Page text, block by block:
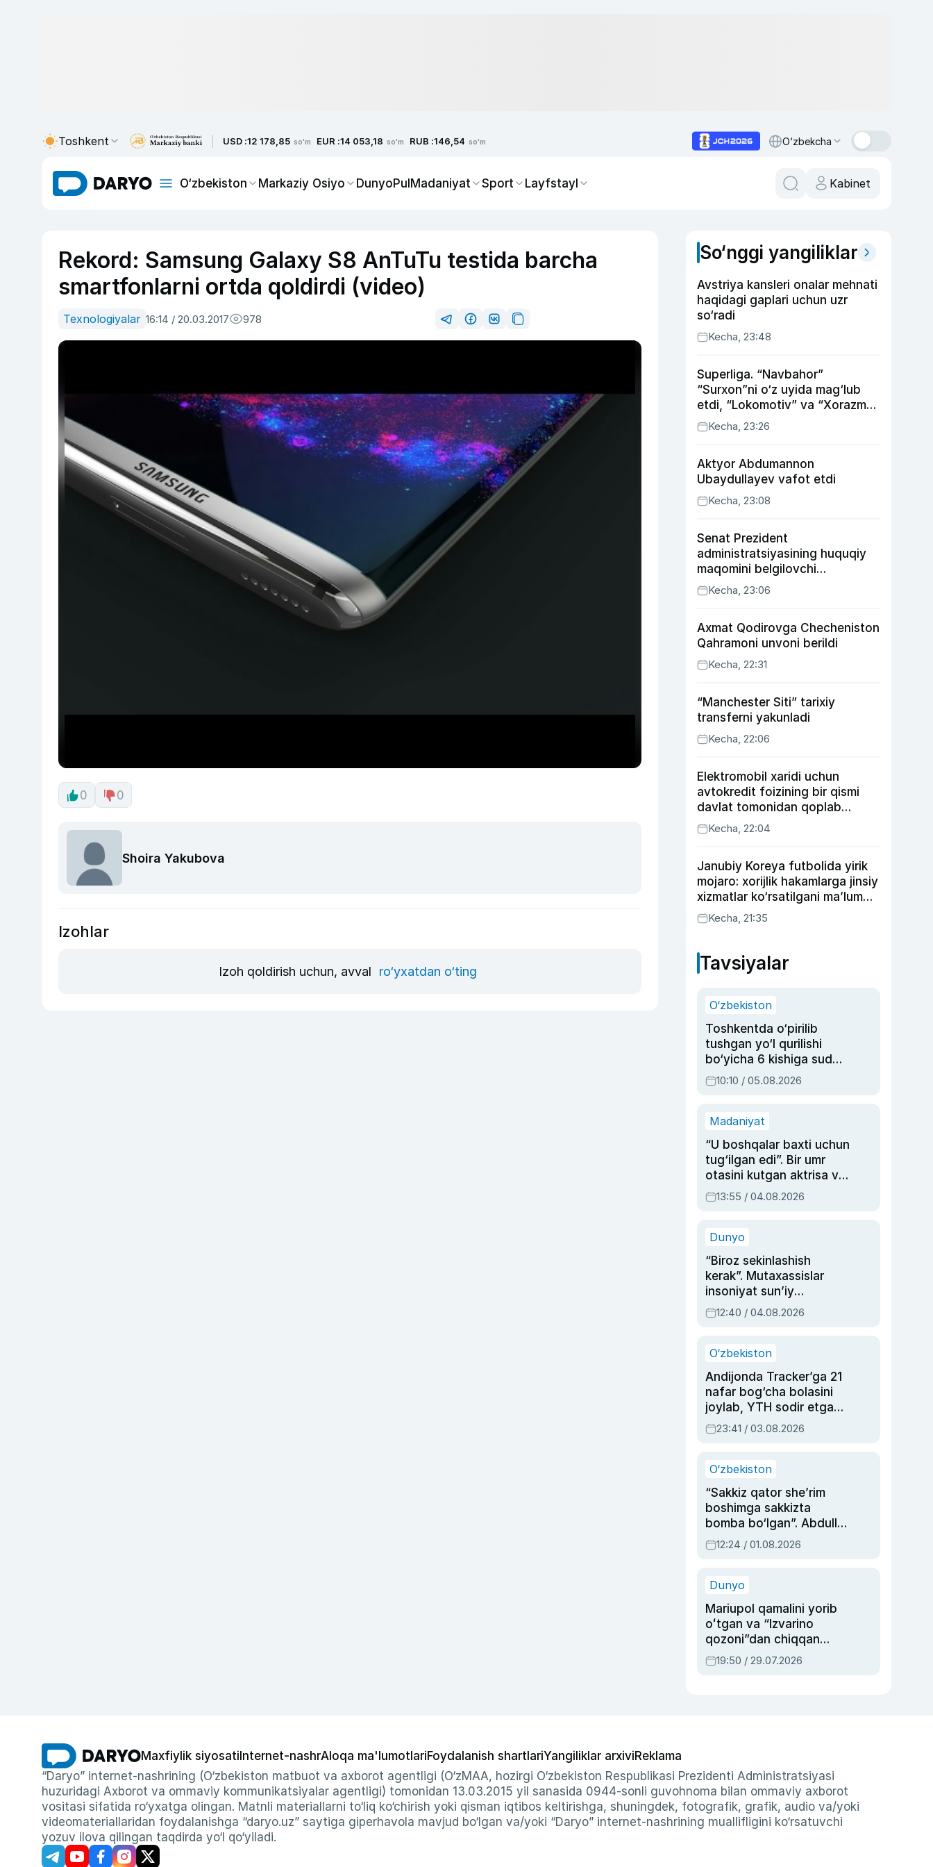
Toshkent USD :12 178,85 so'm EUR :14 053,18 so'm RUB :146,54 so'm O‘zbekcha
O‘zbekiston Markaziy Osiyo DunyoPulMadaniyat Sport Layfstayl Kabinet
Rekord: Samsung Galaxy S8 AnTuTu testida barcha
smartfonlarni ortda qoldirdi (video)
Texnologiyalar 16:14 / 20.03.2017 978
0 0
Shoira Yakubova
Izohlar
Izoh qoldirish uchun, avval ro‘yxatdan o‘ting
So‘nggi yangiliklar
Avstriya kansleri onalar mehnati
haqidagi gaplari uchun uzr
so‘radi
Kecha, 23:48
Superliga. “Navbahor”
“Surxon”ni o‘z uyida mag‘lub
etdi, “Lokomotiv” va “Xorazm”
uyda g‘alaba qozondi
Kecha, 23:26
Aktyor Abdu­mannon
Ubaydullayev vafot etdi
Kecha, 23:08
Senat Prezident
administratsiyasining huquqiy
maqomini belgilovchi
konstitutsiyaviy qonunni
ma’qulladi
Kecha, 23:06
Axmat Qodirovga Checheniston
Qahramoni unvoni berildi
Kecha, 22:31
“Manchester Siti” tarixiy
transferni yakunladi
Kecha, 22:06
Elektromobil xaridi uchun
avtokredit foizining bir qismi
davlat tomonidan qoplab
berilishi mumkin
Kecha, 22:04
Janubiy Koreya futbolida yirik
mojaro: xorijlik hakamlarga jinsiy
xizmatlar ko‘rsatilgani ma’lum
qilindi
Kecha, 21:35
Tavsiyalar
O‘zbekiston
Toshkentda o‘pirilib
tushgan yo‘l qurilishi
bo‘yicha 6 kishiga sud
hukmi o‘qildi
10:10 / 05.08.2026
Madaniyat
“U boshqalar baxti uchun
tug‘ilgan edi”. Bir umr
otasini kutgan aktrisa va
dublyaj ustasi Rimma
Ahmedovaning
13:55 / 04.08.2026
Dunyo
“Biroz sekinlashish
kerak”. Mutaxassislar
insoniyat sun’iy
intellektni boshqara
olmay qolishidan xavotir
12:40 / 04.08.2026
O‘zbekiston
Andijonda Tracker’ga 21
nafar bog‘cha bolasini
joylab, YTH sodir etgan
ayolga sud hukmi o‘qildi
23:41 / 03.08.2026
O‘zbekiston
“Sakkiz qator she’rim
boshimga sakkizta
bomba bo‘lgan”. Abdulla
Oripovni siyosiy
ayblovlardan asrab
12:24 / 01.08.2026
Dunyo
Mariupol qamalini yorib
oʻtgan va “Izvarino
qozoni”dan chiqqan
qahramon — Ukraina
armiyasi bosh
19:50 / 29.07.2026
Maxfiylik siyosati Internet-nashrAloqa ma'lumotlariFoydalanish shartlariYangiliklar arxiviReklama
“Daryo” internet-nashrining (O‘zbekiston matbuot va axborot agentligi (O‘zMAA, hozirgi O‘zbekiston Respublikasi Prezidenti Administratsiyasi
huzuridagi Axborot va ommaviy kommunikatsiyalar agentligi) tomonidan 13.03.2015 yil sanasida 0944-sonli guvohnoma bilan ommaviy axborot
vositasi sifatida ro‘yxatga olingan. Matnli materiallarni to‘liq ko‘chirish yoki qisman iqtibos keltirishga, shuningdek, fotografik, grafik, audio va/yoki
videomateriallaridan foydalanishga “daryo.uz” saytiga giperhavola mavjud bo‘lgan va/yoki “Daryo” internet-nashrining muallifligini ko‘rsatuvchi
yozuv ilova qilingan taqdirda yo‘l qo‘yiladi.